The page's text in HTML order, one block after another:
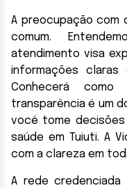
A preocupação com
comum.
atendimento visa
informações
Conhecerá
transparência é um
você tome decisões
saúde em Tuiuti. A
com a clareza em
A rede